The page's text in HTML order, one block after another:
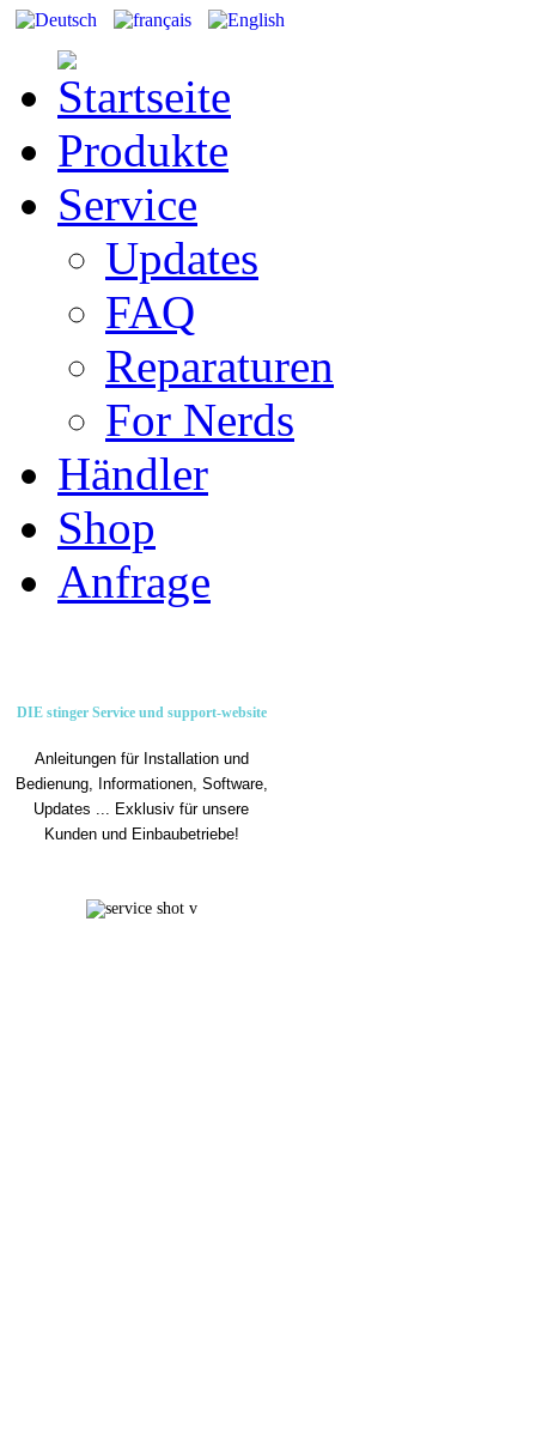
Produkte
Service
Updates
FAQ
Reparaturen
For Nerds
Händler
Shop
Anfrage
DIE stinger Service und support-website
Anleitungen für Installation und
Bedienung, Informationen, Software,
Updates ... Exklusiv für unsere
Kunden und Einbaubetriebe!